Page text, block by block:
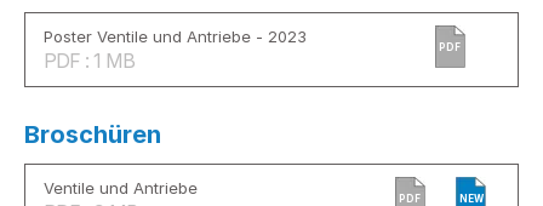
Poster Ventile und Antriebe - 2023
PDF : 1 MB
PDF
Broschüren
Ventile und Antriebe
PDF NEW